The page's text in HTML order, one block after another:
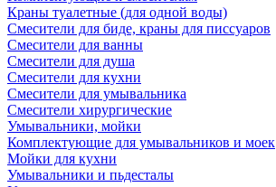
Краны туалетные (для одной воды)
Смесители для биде, краны для писсуаров
Смесители для ванны
Смесители для душа
Смесители для кухни
Смесители для умывальника
Смесители хирургические
Умывальники, мойки
Комплектующие для умывальников и моек
Мойки для кухни
Умывальники и пьдесталы